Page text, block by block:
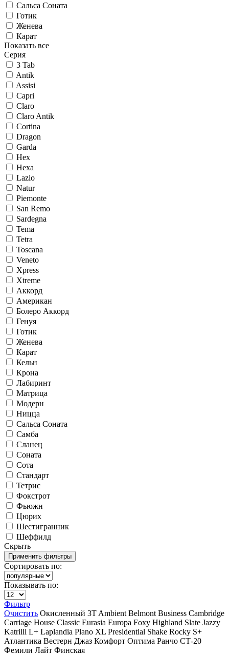
Сальса Соната
Готик
Женева
Карат
Показать все
Серия
3 Tab
Antik
Assisi
Capri
Claro
Claro Antik
Cortina
Dragon
Garda
Hex
Hexa
Lazio
Natur
Piemonte
San Remo
Sardegna
Tema
Tetra
Toscana
Veneto
Xpress
Xtreme
Аккорд
Американ
Болеро Аккорд
Генуя
Готик
Женева
Карат
Кельн
Крона
Лабиринт
Матрица
Модерн
Ницца
Сальса Соната
Самба
Сланец
Соната
Сота
Стандарт
Тетрис
Фокстрот
Фьюжн
Цюрих
Шестигранник
Шеффилд
Скрыть
Сортировать по:
Показывать по:
Фильтр
Очистить Окисленный 3T Ambient Belmont Business Cambridge
Carriage House Classic Eurasia Europa Foxy Highland Slate Jazzy
Katrilli L+ Laplandia Plano XL Presidential Shake Rocky S+
Атлантика Вестерн Джаз Комфорт Оптима Ранчо СТ-20
Фемили Лайт Финская